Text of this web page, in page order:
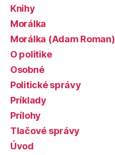
Knihy
Morálka
Morálka (Adam Roman)
O politike
Osobné
Politické správy
Príklady
Prílohy
Tlačové správy
Úvod